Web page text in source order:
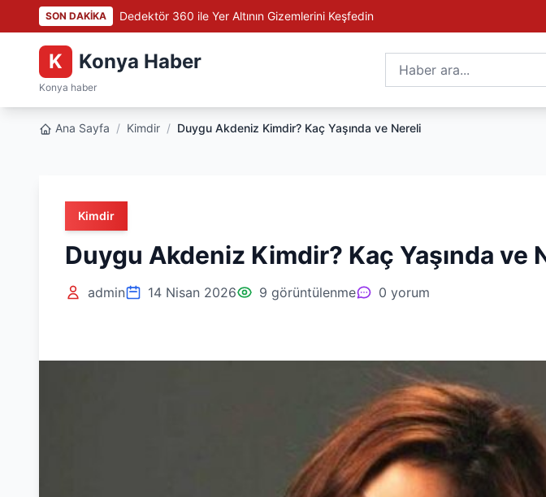
SON DAKİKA Dedektör 360 ile Yer Altının Gizemlerini Keşfedin
K Konya Haber
Konya haber
Ana Sayfa / Kimdir / Duygu Akdeniz Kimdir? Kaç Yaşında ve Nereli
Kimdir
Duygu Akdeniz Kimdir? Kaç Yaşında ve
admin 14 Nisan 2026 9 görüntülenme 0 yorum